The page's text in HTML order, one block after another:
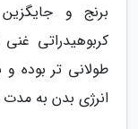
برنج و
کربوهیدراتی
طولانی تر
انرژی بدن به مدت